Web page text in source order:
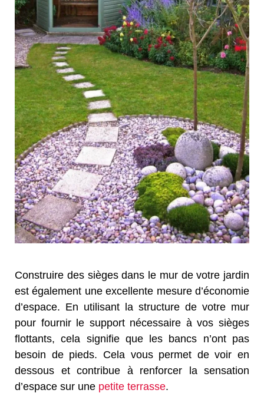
Construire des sièges dans le mur de votre jardin
est également une excellente mesure d’économie
d’espace. En utilisant la structure de votre mur
pour fournir le support nécessaire à vos sièges
flottants, cela signifie que les bancs n’ont pas
besoin de pieds. Cela vous permet de voir en
dessous et contribue à renforcer la sensation
d’espace sur une petite terrasse.